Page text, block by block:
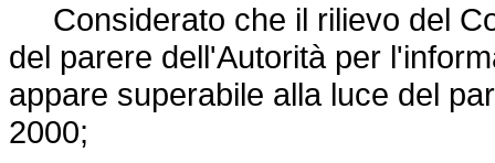
Considerato che il rilievo del
del parere dell'Autorità per
appare superabile alla luce del
2000;